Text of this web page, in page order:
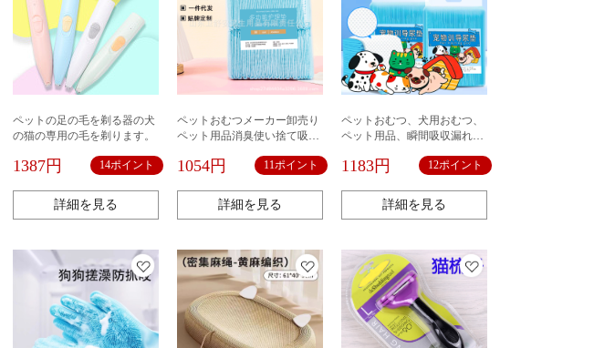
ペットの足の毛を剃る器の犬
の猫の専用の毛を剃ります。
1387円 14ポイント
詳細を見る
ペットおむつメーカー卸売り
ペット用品消臭使い捨て吸水
1054円 11ポイント
詳細を見る
ペットおむつ、犬用おむつ、
ペット用品、瞬間吸収漏れ防
場ペットパッド
1183円 12ポイント
詳細を見る